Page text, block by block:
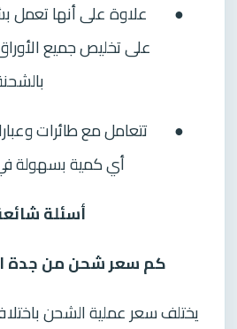
●
علاوة على أنها
على تخليص جميع
●
تتعامل مع طائرات
أي كمية بسهولة
أسئلة
كم سعر شحن من جدة
يختلف سعر عملية الشحن